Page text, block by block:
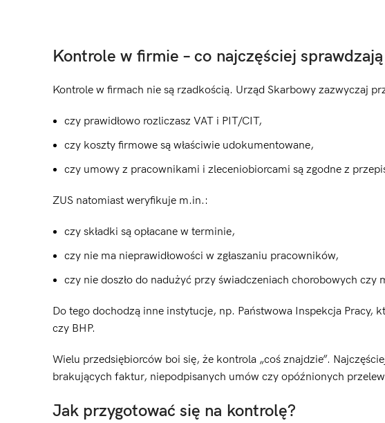
Kontrole w firmie – co najczęściej
Kontrole w firmach nie są rzadkością. Urząd Skarbowy zazwyczaj
czy prawidłowo rozliczasz VAT i PIT/CIT,
czy koszty firmowe są właściwie udokumentowane,
czy umowy z pracownikami i zleceniobiorcami są zgodne z
ZUS natomiast weryfikuje m.in.:
czy składki są opłacane w terminie,
czy nie ma nieprawidłowości w zgłaszaniu pracowników,
czy nie doszło do nadużyć przy świadczeniach chorobowych czy
Do tego dochodzą inne instytucje, np. Państwowa Inspekcja
czy BHP.
Wielu przedsiębiorców boi się, że kontrola „coś znajdzie”.
brakujących faktur, niepodpisanych umów czy opóźnionych
Jak przygotować się na kontrolę?